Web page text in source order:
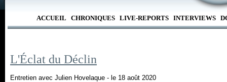
ACCUEIL CHRONIQUES LIVE-REPORTS INTERVIEWS
L'Éclat du Déclin
Entretien avec Julien Hovelaque - le 18 août 2020